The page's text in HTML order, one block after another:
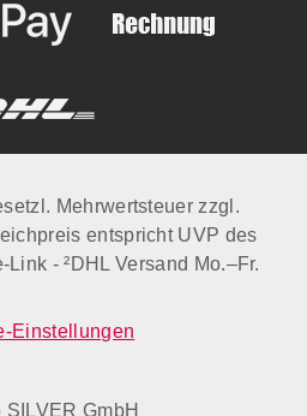
Mehrwertsteuer zzgl.
entspricht UVP des
Link - ²DHL Versand Mo.–Fr.
Einstellungen
GmbH